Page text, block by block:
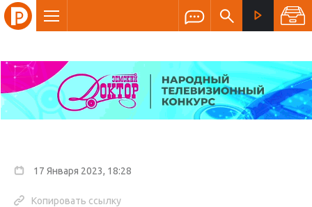
17 Января 2023, 18:28
Копировать ссылку